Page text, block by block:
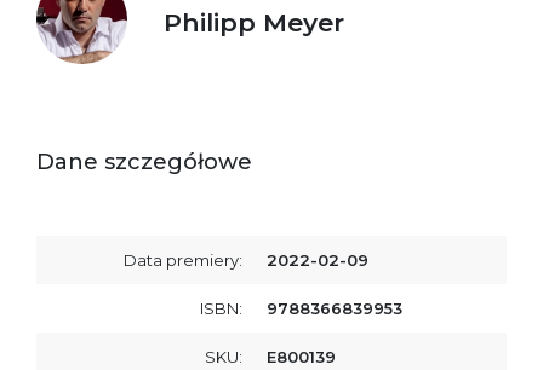
Philipp Meyer
Dane szczegółowe
Data premiery: 2022-02-09
ISBN: 9788366839953
SKU: E800139